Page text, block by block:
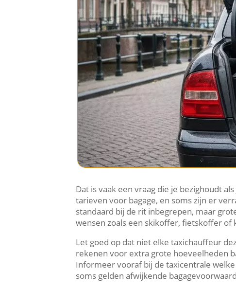
Dat is vaak een vraag die je bezighoudt
tarieven voor bagage, en soms zijn er
standaard bij de rit inbegrepen, maar
wensen zoals een skikoffer, fietskoffer of
Let goed op dat niet elke taxichauffeur
rekenen voor extra grote hoeveelheden
Informeer vooraf bij de taxicentrale
soms gelden afwijkende